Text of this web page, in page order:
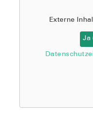
Externe
Ja